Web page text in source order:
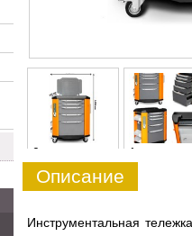
0 1
Описание
Инструментальная